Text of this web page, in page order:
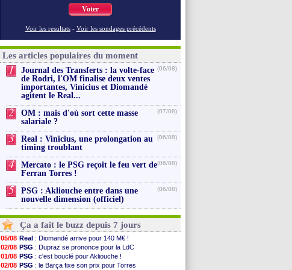
Voter
Voir les resultats - Voir les sondages précédents
Les articles populaires du moment
1
Journal des Transferts : la volte-face
de Rodri, l'OM finalise deux ventes
importantes, Vinicius et Diomandé
agitent le Real...
(06/08)
2
OM : mais d'où sort cette masse
salariale ?
(07/08)
3
Real : Vinicius, une prolongation au
timing troublant
(06/08)
4
Mercato : le PSG reçoit le feu vert de
Ferran Torres !
(06/08)
5
PSG : Akliouche entre dans une
nouvelle dimension (officiel)
(06/08)
Ça a fait le buzz depuis 7 jours
05/08 Real : Diomandé arrive pour 140 M€ !
02/08 PSG : Dupraz se prononce pour la LdC
01/08 PSG : c'est bouclé pour Akliouche !
02/08 PSG : le Barça fixe son prix pour Torres